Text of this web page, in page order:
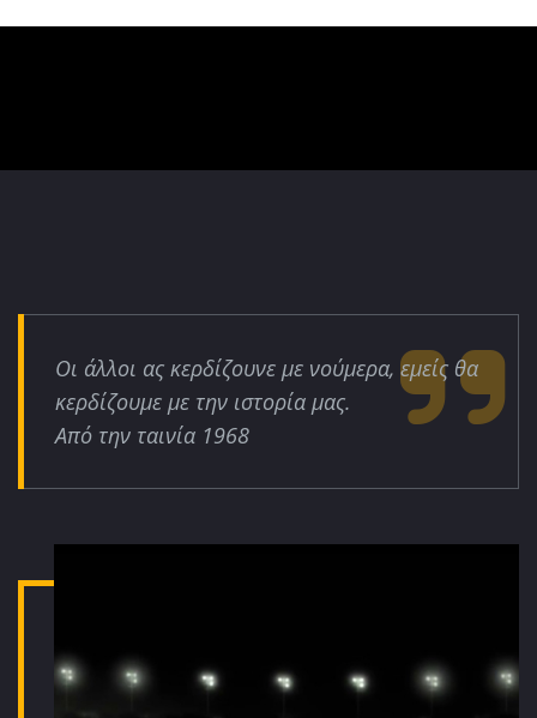
Οι άλλοι ας κερδίζουνε με νούμερα, εμείς θα
κερδίζουμε με την ιστορία μας.
Από την ταινία 1968